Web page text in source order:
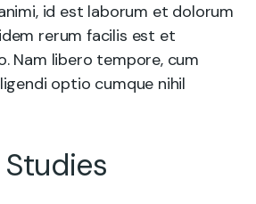
id est laborum et dolorum
rerum facilis est et
Nam libero tempore, cum
optio cumque nihil